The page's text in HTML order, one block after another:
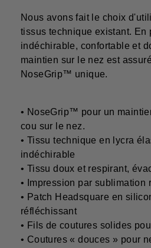
Nous avons fait le choix
tissus technique existant. En
indéchirable, confortable et
maintien sur le nez est
NoseGrip™ unique.
• NoseGrip™ pour un
cou sur le nez.
• Tissu technique en lycra
indéchirable
• Tissu doux et respirant,
• Impression par sublimation
• Patch Headsquare en
réfléchissant
• Fils de coutures solides
• Coutures « douces » pour